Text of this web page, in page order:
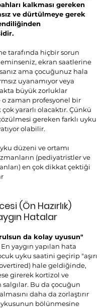
kalkması gereken
ve dürtülmeye gerek
tarafında hiçbir sorun
eminseniz, ekran saatlerine
ama çocuğunuz hala
uyanamıyor veya
büyük zorluklar
o zaman profesyonel bir
yararlı olacaktır. Çünkü
gereken farklı uyku
olabilir.
düzeni ve ortamı
(pediyatristler ve
en çok dikkat çektiği
(Ön Hazırlık)
Hatalar
da kolay uyusun"
En yaygın yapılan hata
uyku saatini geçirip "aşırı
hale geldiğinde,
girerek kortizol ve
Bu da çocuğun
daha da zorlaştırır
bölünmesine